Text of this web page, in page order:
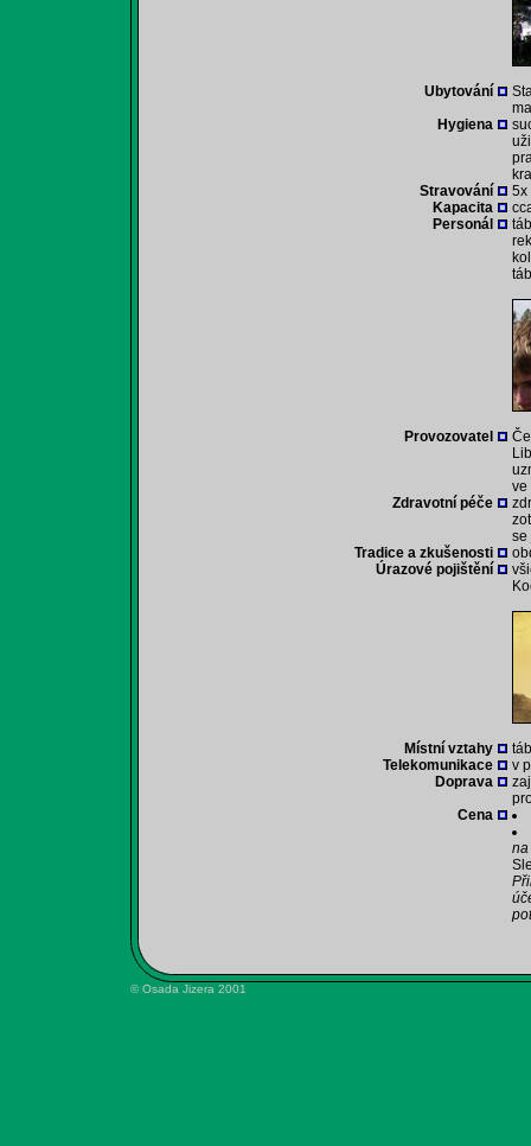
Ubytování
Hygiena
Stravování
5x
Kapacita
Personál
Provozovatel
ve
Zdravotní péče
se
Tradice a zkušenosti
Úrazové pojištění
Místní vztahy
Telekomunikace
v
Doprava
Cena
na
© Osada Jizera 2001